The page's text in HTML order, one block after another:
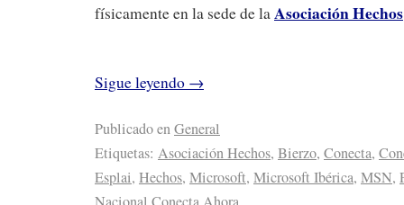
físicamente en la sede de laAsociación Hechos
Sigue leyendo →
Publicado enGeneral
Etiquetas: Asociación Hechos, Bierzo, Conecta,
Esplai, Hechos, Microsoft, Microsoft Ibérica, MSN,
Nacional Conecta Ahora